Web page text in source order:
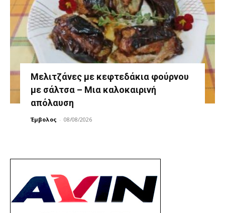
Μελιτζάνες με κεφτεδάκια φούρνου
με σάλτσα – Μια καλοκαιρινή
απόλαυση
Έμβολος - 08/08/2026